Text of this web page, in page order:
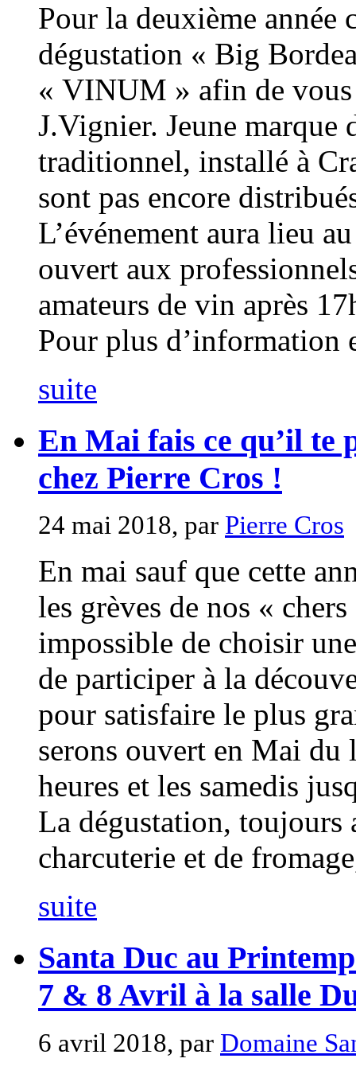
Pour la deuxième année
dégustation « Big
« VINUM » afin de vous
J.Vignier. Jeune marque
traditionnel, installé à
sont pas encore
L’événement aura lieu
ouvert aux
amateurs de vin après
Pour plus d’information
suite
En Mai fais ce qu’il te
chez Pierre Cros !
24 mai 2018, par Pierre Cros
En mai sauf que cette
les grèves de nos «
impossible de choisir
de participer à la
pour satisfaire le plus
serons ouvert en Mai du
heures et les samedis
La dégustation, toujours
charcuterie et de
suite
Santa Duc au
7 & 8 Avril à la salle
6 avril 2018, par Domaine